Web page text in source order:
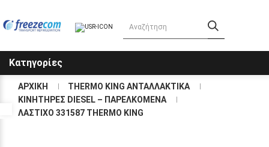
Κατηγορίες
ΑΡΧΙΚΗ
THERMO KING ΑΝΤΑΛΛΑΚΤΙΚΑ
KΙΝΗΤΗΡΕΣ DIESEL – ΠΑΡΕΛΚΟΜΕΝΑ
ΛΑΣΤΙΧΟ 331587 THERMO KING
Προσβασιμότητα